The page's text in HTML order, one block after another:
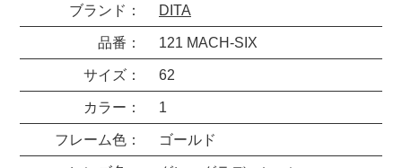
ブランド： DITA
品番： 121 MACH-SIX
サイズ： 62
カラー： 1
フレーム色： ゴールド